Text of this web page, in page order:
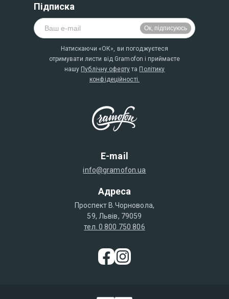
E-mail
info@gramofon.ua
Адреса
Проспект В.Чорновола,
59, Львів, 79059
тел. 0 800 750 806
Підписка
Натискаючи «ОК», ви погоджуєтеся
отримувати листи від Gramofon і приймаєте
нашу Публічну офертута Політику
конфідеційності.